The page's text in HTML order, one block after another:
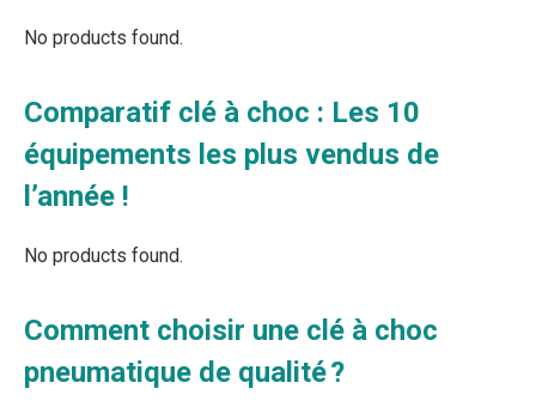
No products found.
Comparatif clé à choc : Les 10
équipements les plus vendus de
l’année !
No products found.
Comment choisir une clé à choc
pneumatique de qualité ?